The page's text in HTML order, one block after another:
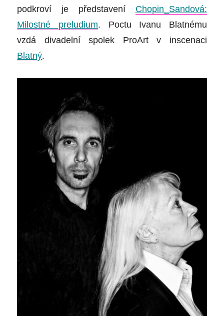
podkroví je představení Chopin_Sandová:
Milostné preludium. Poctu Ivanu Blatnému
vzdá divadelní spolek ProArt v inscenaci
Blatný.